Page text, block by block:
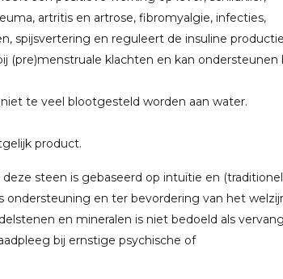
artritis en artrose, fibromyalgie, infecties,
spijsvertering en reguleert de insuline
(pre)menstruale klachten en kan ondersteunen
te veel blootgesteld worden aan water.
product.
steen is gebaseerd op intuïtie en
en ter bevordering van het
en mineralen is niet bedoeld als
bij ernstige psychische of